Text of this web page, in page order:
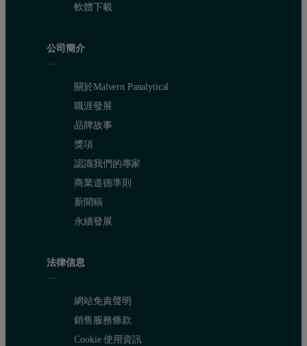
軟體下載
公司簡介
關於Malvern Panalytical
職涯發展
品牌故事
獎項
認識我們的專家
商業道德準則
新聞稿
永續發展
法律信息
網站免責聲明
銷售服務條款
Cookie 使用資訊